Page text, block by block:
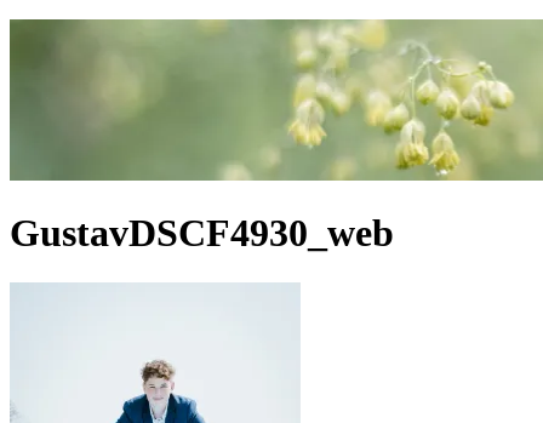
GustavDSCF4930_web